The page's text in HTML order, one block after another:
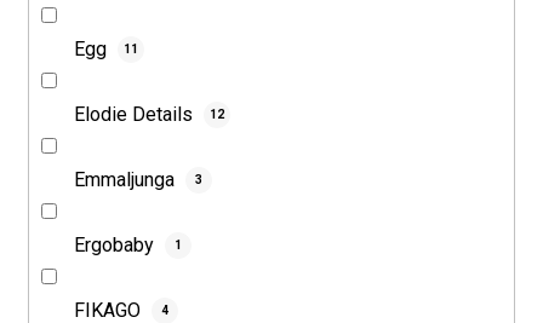
Egg 11
Elodie Details 12
Emmaljunga 3
Ergobaby 1
FIKAGO 4